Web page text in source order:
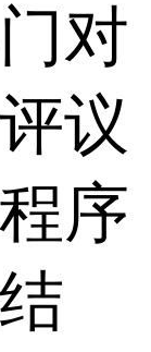
对
议
序